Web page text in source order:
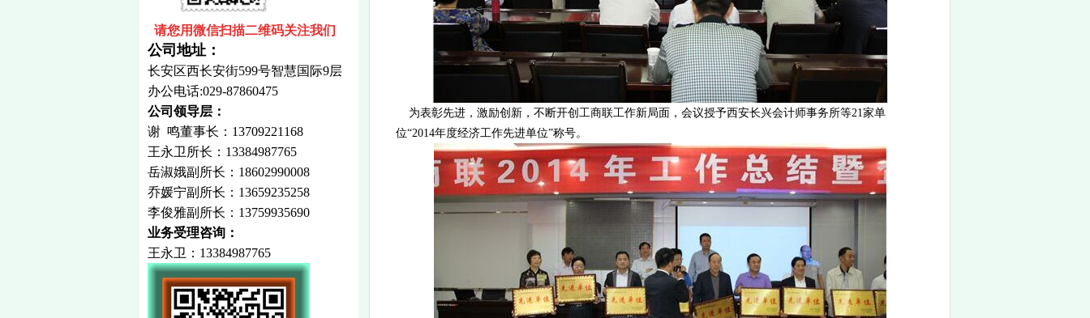
请您用微信扫描二维码关注我们
公司地址：
长安区西长安街599号智慧国际9层
办公电话:029-87860475
公司领导层：
谢 鸣董事长：13709221168
王永卫所长： 13384987765
岳淑娥副所长： 18602990008
乔媛宁副所长： 13659235258
李俊雅副所长：13759935690
业务受理咨询：
王永卫 ： 13384987765
为表彰先进，激励创新，不断开创工商联工作新局面，会议授予西安长兴会计师事务所等21家单
位“2014年度经济工作先进单位”称号。